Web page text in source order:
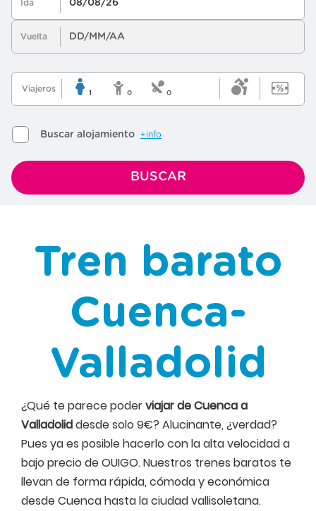
Tren barato
Cuenca-
Valladolid
¿Qué te parece poderviajar de Cuenca a
Valladoliddesde solo 9€? Alucinante, ¿verdad?
Pues ya es posible hacerlo con la alta velocidad a
bajo precio de OUIGO. Nuestros trenes baratos te
llevan de forma rápida, cómoda y económica
desde Cuenca hasta la ciudad vallisoletana.